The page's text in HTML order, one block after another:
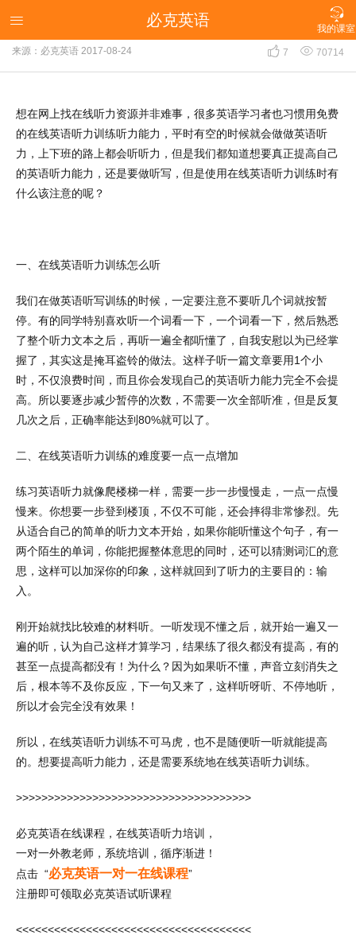

我的课室
 必克英语
找对方法很重要，在线英语听力应该这么听！
来源：必克英语 2017-08-24  7  70714
想在网上找在线听力资源并非难事，很多英语学习者也习惯用免费
的在线英语听力训练听力能力，平时有空的时候就会做做英语听
力，上下班的路上都会听听力，但是我们都知道想要真正提高自己
的英语听力能力，还是要做听写，但是使用在线英语听力训练时有
什么该注意的呢？
一、在线英语听力训练怎么听
我们在做英语听写训练的时候，一定要注意不要听几个词就按暂
停。有的同学特别喜欢听一个词看一下，一个词看一下，然后熟悉
了整个听力文本之后，再听一遍全都听懂了，自我安慰以为已经掌
握了，其实这是掩耳盗铃的做法。这样子听一篇文章要用1个小
时，不仅浪费时间，而且你会发现自己的英语听力能力完全不会提
高。所以要逐步减少暂停的次数，不需要一次全部听准，但是反复
几次之后，正确率能达到80%就可以了。
二、在线英语听力训练的难度要一点一点增加
练习英语听力就像爬楼梯一样，需要一步一步慢慢走，一点一点慢
慢来。你想要一步登到楼顶，不仅不可能，还会摔得非常惨烈。先
从适合自己的简单的听力文本开始，如果你能听懂这个句子，有一
两个陌生的单词，你能把握整体意思的同时，还可以猜测词汇的意
思，这样可以加深你的印象，这样就回到了听力的主要目的：输
入。
刚开始就找比较难的材料听。一听发现不懂之后，就开始一遍又一
遍的听，认为自己这样才算学习，结果练了很久都没有提高，有的
甚至一点提高都没有！为什么？因为如果听不懂，声音立刻消失之
后，根本等不及你反应，下一句又来了，这样听呀听、不停地听，
所以才会完全没有效果！
所以，在线英语听力训练不可马虎，也不是随便听一听就能提高
的。想要提高听力能力，还是需要系统地在线英语听力训练。
>>>>>>>>>>>>>>>>>>>>>>>>>>>>>>>>>>>>>
必克英语在线课程，在线英语听力培训，
一对一外教老师，系统培训，循序渐进！
点击 “必克英语一对一在线课程”
注册即可领取必克英语试听课程
<<<<<<<<<<<<<<<<<<<<<<<<<<<<<<<<<<<<<